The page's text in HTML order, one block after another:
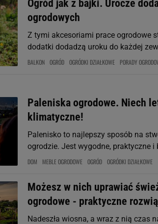
Ogród jak z bajki. Urocze
ogrodowych
Z tymi akcesoriami prace ogrodowe
dodatki dodadzą uroku do każdej
BALKON OGRÓD OGRÓDKI DZIAŁKOWE PORADY
Paleniska ogrodowe. Niech
klimatyczne!
Palenisko to najlepszy sposób na
ogrodzie. Jest wygodne, praktyczne
DOM MEBLE OGRODOWE OGRÓD OGRÓDKI DZIAŁKOWE
Możesz w nich uprawiać
ogrodowe - praktyczne
Nadeszła wiosna, a wraz z nią czas